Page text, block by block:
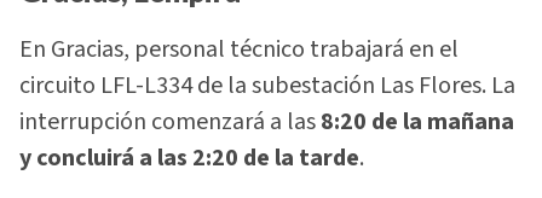
En Gracias, personal técnico trabajará en el
circuito LFL-L334 de la subestación Las Flores. La
interrupción comenzará a las8:20 de la mañana
y concluirá a las 2:20 de la tarde.